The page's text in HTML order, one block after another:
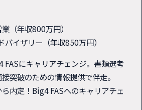
（年収800万円）
イザリー（年収850万円）
にキャリアチェンジ。書類選考
突破のための情報提供で伴走。
内定！Big4 FASへのキャリアチェ